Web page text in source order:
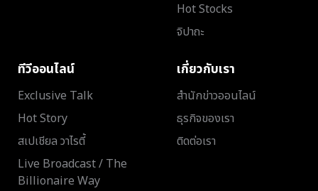
Hot Stocks
จิปาถะ
ทีวีออนไลน์
Exclusive Talk
Hot Story
สเปเชียล วาไรตี้
Live Broadcast / The
Billionaire Way
เกี่ยวกับเรา
สำนักข่าวออนไลน์
ธุรกิจของเรา
ติดต่อเรา